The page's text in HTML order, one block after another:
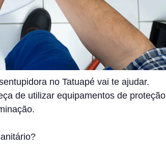
no Tatuapé vai te ajudar.
de utilizar equipamentos de proteção